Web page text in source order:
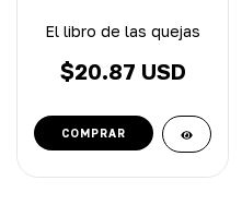
El libro de las quejas
$20.87 USD